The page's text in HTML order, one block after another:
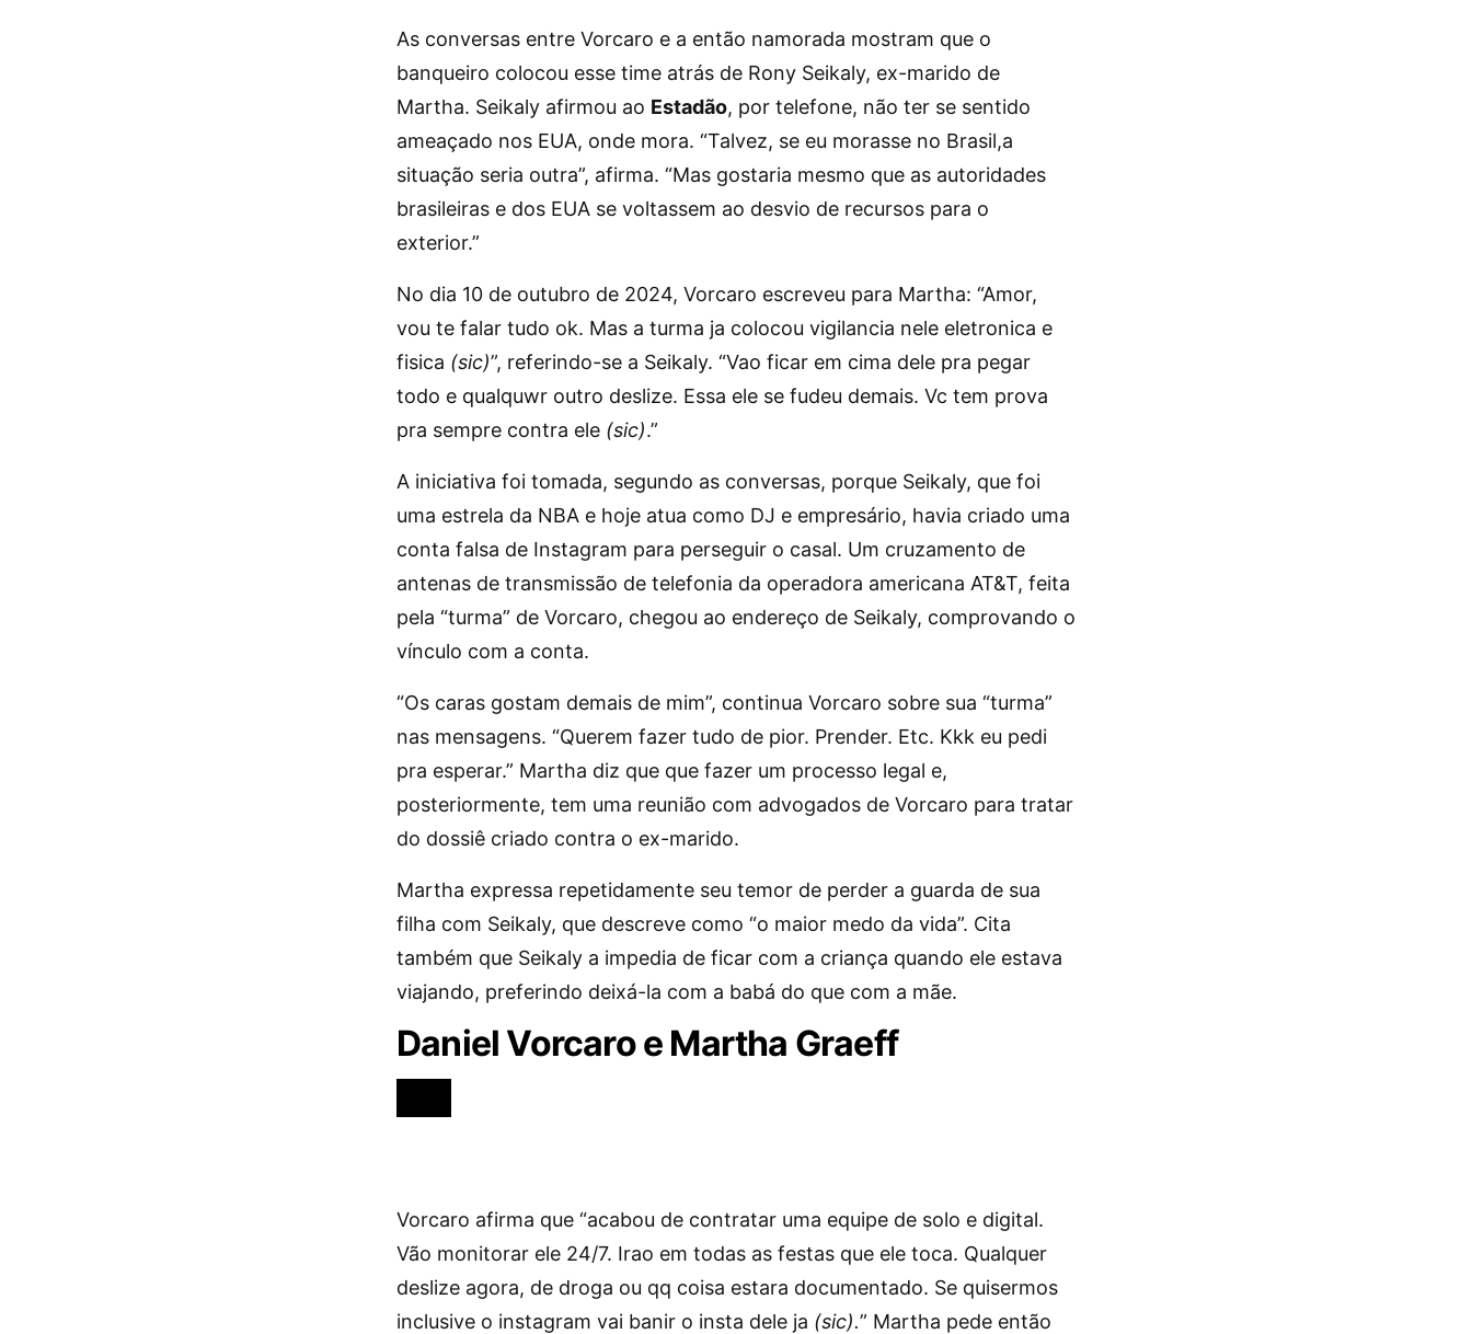
As conversas entre Vorcaro e a então namorada mostram que o
banqueiro colocou esse time atrás de Rony Seikaly, ex-marido de
Martha. Seikaly afirmou ao Estadão, por telefone, não ter se sentido
ameaçado nos EUA, onde mora. “Talvez, se eu morasse no Brasil,a
situação seria outra”, afirma. “Mas gostaria mesmo que as autoridades
brasileiras e dos EUA se voltassem ao desvio de recursos para o
exterior.”
No dia 10 de outubro de 2024, Vorcaro escreveu para Martha: “Amor,
vou te falar tudo ok. Mas a turma ja colocou vigilancia nele eletronica e
fisica (sic)”, referindo-se a Seikaly. “Vao ficar em cima dele pra pegar
todo e qualquwr outro deslize. Essa ele se fudeu demais. Vc tem prova
pra sempre contra ele (sic).”
A iniciativa foi tomada, segundo as conversas, porque Seikaly, que foi
uma estrela da NBA e hoje atua como DJ e empresário, havia criado uma
conta falsa de Instagram para perseguir o casal. Um cruzamento de
antenas de transmissão de telefonia da operadora americana AT&T, feita
pela “turma” de Vorcaro, chegou ao endereço de Seikaly, comprovando o
vínculo com a conta.
“Os caras gostam demais de mim”, continua Vorcaro sobre sua “turma”
nas mensagens. “Querem fazer tudo de pior. Prender. Etc. Kkk eu pedi
pra esperar.” Martha diz que que fazer um processo legal e,
posteriormente, tem uma reunião com advogados de Vorcaro para tratar
do dossiê criado contra o ex-marido.
Martha expressa repetidamente seu temor de perder a guarda de sua
filha com Seikaly, que descreve como “o maior medo da vida”. Cita
também que Seikaly a impedia de ficar com a criança quando ele estava
viajando, preferindo deixá-la com a babá do que com a mãe.
Daniel Vorcaro e Martha Graeff
Vorcaro afirma que “acabou de contratar uma equipe de solo e digital.
Vão monitorar ele 24/7. Irao em todas as festas que ele toca. Qualquer
deslize agora, de droga ou qq coisa estara documentado. Se quisermos
inclusive o instagram vai banir o insta dele ja (sic).” Martha pede então